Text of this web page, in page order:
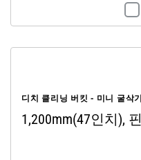
디치 클리닝 버킷 - 미니 굴삭기
1,200mm(47인치),